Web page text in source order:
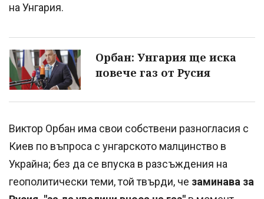
на Унгария.
Орбан: Унгария ще иска
повече газ от Русия
Виктор Орбан има свои собствени разногласия с
Киев по въпроса с унгарското малцинство в
Украйна; без да се впуска в разсъждения на
геополитически теми, той твърди, че заминава за